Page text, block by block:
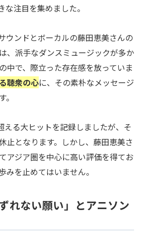
な注目を集めました。
ウンドとボーカルの藤田恵美さんの
、派手なダンスミュージックが多か
中で、際立った存在感を放っていま
聴衆の心に、その素朴なメッセージ
える大ヒットを記録しましたが、そ
止となります。しかし、藤田恵美さ
アジア圏を中心に高い評価を得てお
みを止めてはいません。
れない願い」とアニソン